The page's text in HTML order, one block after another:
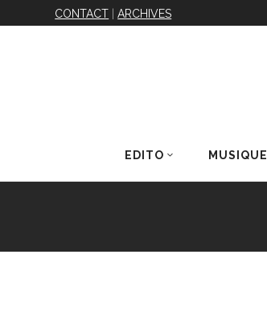
CONTACT |ARCHIVES
EDITO MUSIQUE